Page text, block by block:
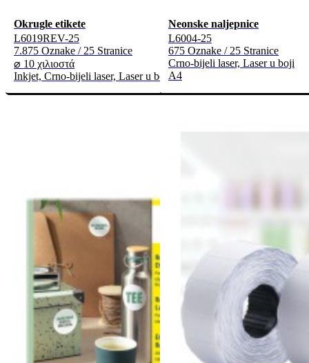
Okrugle etikete
L6019REV-25
7.875 Oznake / 25 Stranice
⌀ 10 χιλιοστά
Inkjet, Crno-bijeli laser, Laser u boji
Neonske naljepnice
L6004-25
675 Oznake / 25 Stranice
Crno-bijeli laser, Laser u boji
A4